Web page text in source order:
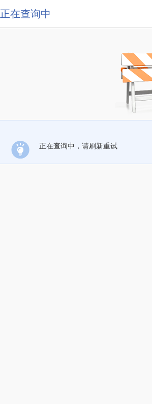
正在查询中
正在查询中，请刷新重试